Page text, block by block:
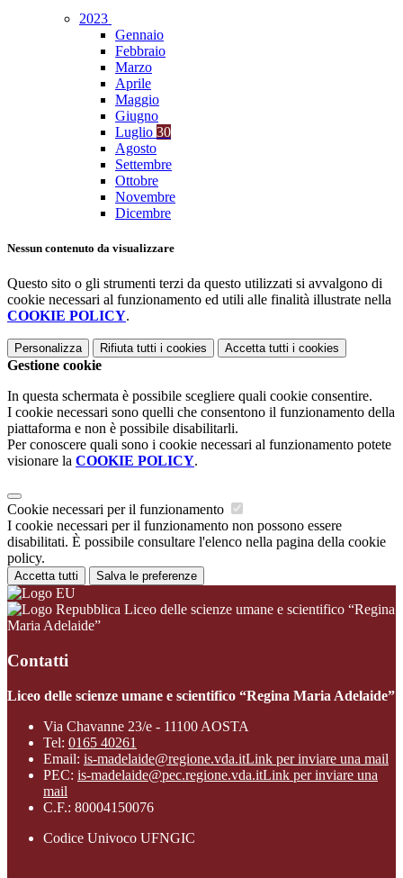
2023
Gennaio
Febbraio
Marzo
Aprile
Maggio
Giugno
Luglio 30
Agosto
Settembre
Ottobre
Novembre
Dicembre
Nessun contenuto da visualizzare
Questo sito o gli strumenti terzi da questo utilizzati si avvalgono di
cookie necessari al funzionamento ed utili alle finalità illustrate nella
COOKIE POLICY.
Personalizza Rifiuta tutti i cookies Accetta tutti i cookies
Gestione cookie
In questa schermata è possibile scegliere quali cookie consentire.
I cookie necessari sono quelli che consentono il funzionamento della
piattaforma e non è possibile disabilitarli.
Per conoscere quali sono i cookie necessari al funzionamento potete
visionare la COOKIE POLICY.
Cookie necessari per il funzionamento
I cookie necessari per il funzionamento non possono essere
disabilitati. È possibile consultare l'elenco nella pagina della cookie
policy.
Accetta tutti Salva le preferenze
Liceo delle scienze umane e scientifico “Regina
Maria Adelaide”
Contatti
Liceo delle scienze umane e scientifico “Regina Maria Adelaide”
Via Chavanne 23/e - 11100 AOSTA
Tel: 0165 40261
Email: is-madelaide@regione.vda.itLink per inviare una mail
PEC: is-madelaide@pec.regione.vda.itLink per inviare una
mail
C.F.: 80004150076
Codice Univoco UFNGIC